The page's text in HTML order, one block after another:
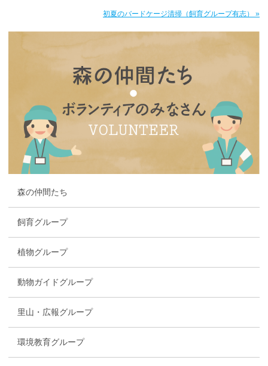
初夏のバードケージ清掃（飼育グループ有志） »
森の仲間たち
飼育グループ
植物グループ
動物ガイドグループ
里山・広報グループ
環境教育グループ